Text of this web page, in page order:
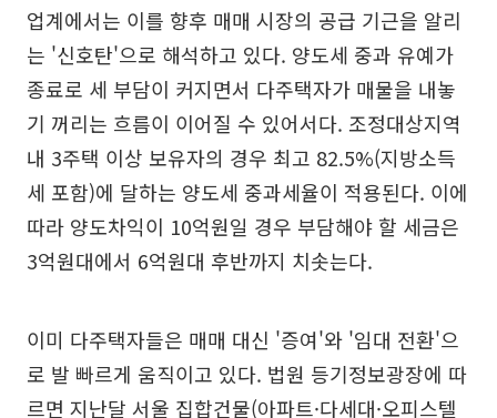
업계에서는 이를 향후 매매 시장의 공급 기근을 알리
는 '신호탄'으로 해석하고 있다. 양도세 중과 유예가
종료로 세 부담이 커지면서 다주택자가 매물을 내놓
기 꺼리는 흐름이 이어질 수 있어서다. 조정대상지역
내 3주택 이상 보유자의 경우 최고 82.5%(지방소득
세 포함)에 달하는 양도세 중과세율이 적용된다. 이에
따라 양도차익이 10억원일 경우 부담해야 할 세금은
3억원대에서 6억원대 후반까지 치솟는다.
이미 다주택자들은 매매 대신 '증여'와 '임대 전환'으
로 발 빠르게 움직이고 있다. 법원 등기정보광장에 따
르면 지난달 서울 집합건물(아파트·다세대·오피스텔